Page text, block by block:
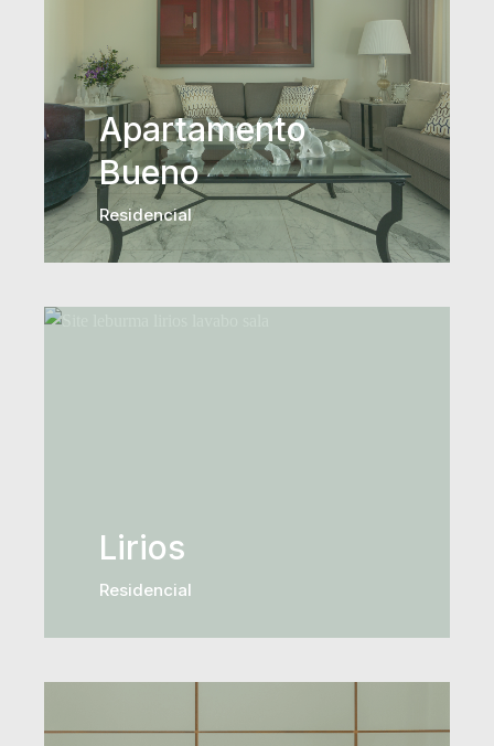
Apartamento
Bueno
Residencial
Lirios
Residencial